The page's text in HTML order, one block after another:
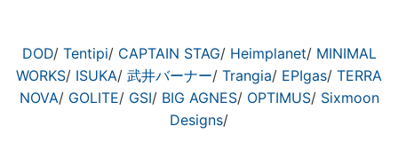
DOD/ Tentipi/ CAPTAIN STAG/ Heimplanet/ MINIMAL
WORKS/ ISUKA/ 武井バーナー/ Trangia/ EPIgas/ TERRA
NOVA/ GOLITE/ GSI/ BIG AGNES/ OPTIMUS/ Sixmoon
Designs/